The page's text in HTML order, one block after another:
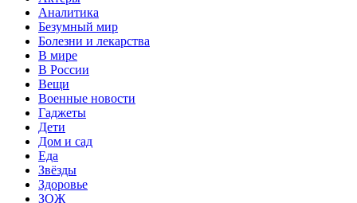
Аналитика
Безумный мир
Болезни и лекарства
В мире
В России
Вещи
Военные новости
Гаджеты
Дети
Дом и сад
Еда
Звёзды
Здоровье
ЗОЖ